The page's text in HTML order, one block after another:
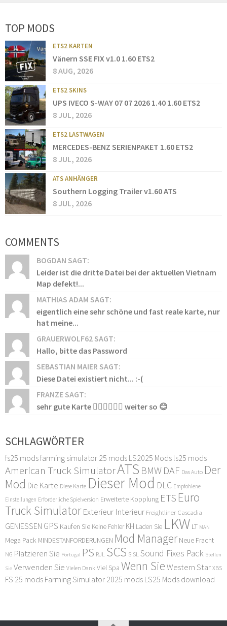
TOP MODS
ETS2 KARTEN
Vänern SSE FIX v1.0 1.60 ETS2
8 AUG, 2026
ETS2 SKINS
UPS IVECO S-WAY 07 07 2026 1.40 1.60 ETS2
8 JUL, 2026
ETS2 LASTWAGEN
MERCEDES-BENZ SERIENPAKET 1.60 ETS2
8 JUL, 2026
ATS ANHÄNGER
Southern Logging Trailer v1.60 ATS
8 JUL, 2026
COMMENTS
BOGDAN SAGT:
Leider ist die dritte Datei bei der aktuellen Vietnam
Map defekt!...
MATHIAS ADAM SAGT:
eigentlich eine sehr schöne und fast reale karte, nur
hat meine...
GRAUERWOLF62 SAGT:
Hallo, bitte das Password
SEBASTIAN MAIER SAGT:
Diese Datei existiert nicht... :-(
FRANZE SAGT:
sehr gute Karte 👍🏻👍🏻👍🏻 weiter so 😊
SCHLAGWÖRTER
fs25 modsfarming simulator 25 mods LS2025 Mods ls25 mods
American Truck SimulatorATS BMW DAF Das Auto Der
Mod Die Karte Diese Karte Dieser Mod DLC Empfohlene
Einstellungen Erforderliche Spielversion Erweiterte Kopplung ETS Euro
Truck Simulator Exterieur Interieur Freightliner Cascadia
GENIESSEN GPS Kaufen Sie Keine Fehler KH Laden Sie LKW LT MAN
Mega Pack MINDESTANFORDERUNGEN Mod Manager Neue Fracht
NG Platzieren Sie Portugal PS RJL SCS SISLSound Fixes Pack Stellen
Sie Verwenden Sie Vielen Dank Viel Spa Wenn Sie Western Star XBS
FS 25 mods Farming Simulator 2025 mods LS25 Mods download